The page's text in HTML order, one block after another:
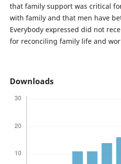
that family support was critical
with family and that men have
Everybody expressed did not
for reconciling family life and
Downloads